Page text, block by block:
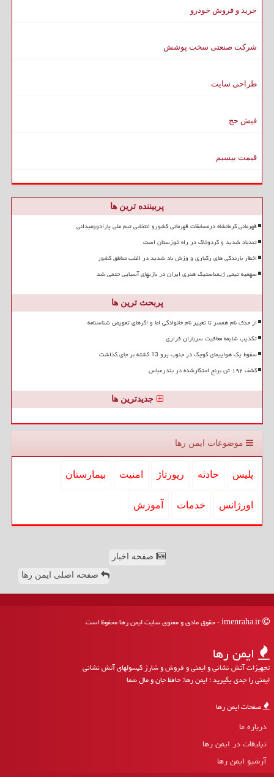
خرید و فروش خودرو
شرکت صنعتی سخت پوشش
طراحی سایت
فیش حج
قیمت بیسیم
پربیننده ترین ها
قهرمانی کرمانشاه درمسابقات قهرمانی کشورو انتخابی تیم ملی پارادوومیدانی
تندباد شدید و گردوخاک در راه خوزستان است
اخطار بارندگی های رگباری و وزش باد شدید در اغلب مناطق کشور
سهمیه تیمی ژیمناستیک هنری ایران در بازیهای آسیایی حتمی شد
پربحث ترین ها
از حذف نام همسر تا تغییر نام خانوادگی اما و اگرهای تعویض شناسنامه
تکذیب شایعه معافیت سربازان فراری
سقوط یک هواپیمای کوچک در جنوب پرو 13 کشته بر جای گذاشت
کشف ۱۹۲ تن برنج احتکارشده در بندرعباس
جدیدترین ها
موضوعات ایمن رها
پلیس حادثه رپورتاژ امنیت بیمارستان
اورژانس خدمات آموزش
صفحه اخبار
صفحه اصلی ایمن رها
ایمن رها
تجهیزات آتش نشانی و ایمنی و فروش و شارژ کپسولهای آتش نشانی
ایمنی را جدی بگیرید ؛ ایمن رها: حافظ جان و مال شما
صفحات ایمن رها
درباره ما
تبلیغات در ایمن رها
آرشیو ایمن رها